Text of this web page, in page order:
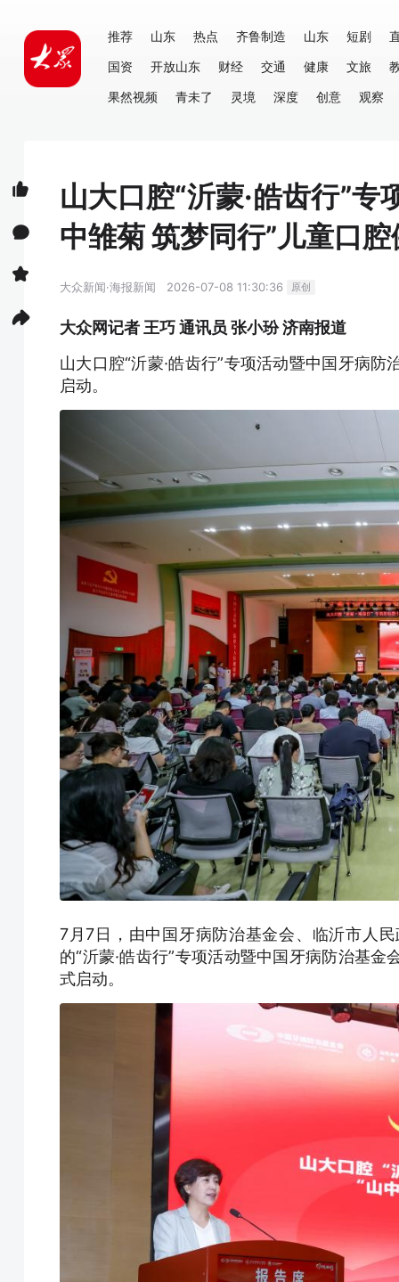
推荐 山东 热点 齐鲁制造 山东 短剧
国资
开放山东 财经 交通 健康 文旅
果然视频
青未了 灵境 深度 创意 观察
山大口腔“沂蒙·皓齿行”
中雏菊 筑梦同行”儿童口
大众新闻·海报新闻 2026-07-08 11:30:36 原创
大众网记者 王巧 通讯员 张小玢 济南报道
山大口腔“沂蒙·皓齿行”专项活动暨中国牙病
启动。
7月7日，由中国牙病防治基金会、临沂市人
的“沂蒙·皓齿行”专项活动暨中国牙病防治基
式启动。